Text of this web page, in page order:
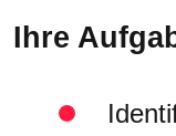
Ihre